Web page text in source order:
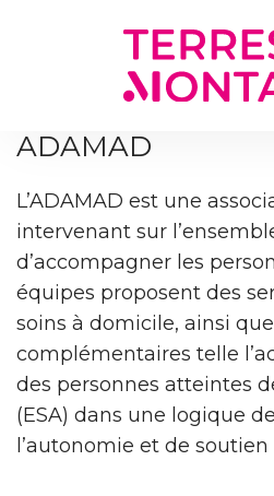
ADAMAD
L’ADAMAD est une
intervenant sur
d’accompagner les
équipes proposent des
soins à domicile, ainsi
complémentaires telle
des personnes atteintes
(ESA) dans une logique
l’autonomie et de